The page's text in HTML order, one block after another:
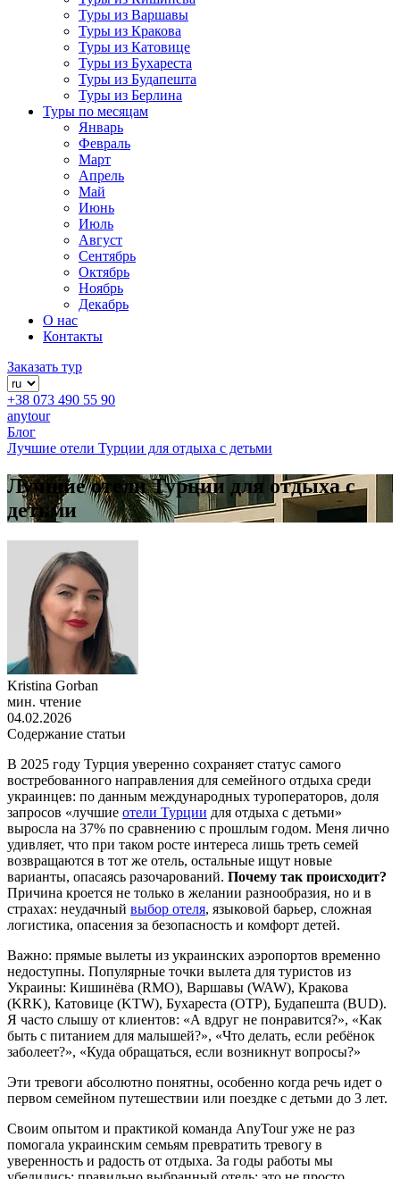
Туры из Варшавы
Туры из Кракова
Туры из Катовице
Туры из Бухареста
Туры из Будапешта
Туры из Берлина
Туры по месяцам
Январь
Февраль
Март
Апрель
Май
Июнь
Июль
Август
Сентябрь
Октябрь
Ноябрь
Декабрь
О нас
Контакты
Заказать тур
+38 073 490 55 90
anytour
Блог
Лучшие отели Турции для отдыха с детьми
Лучшие отели Турции для отдыха с
детьми
Kristina Gorban
мин. чтение
04.02.2026
Содержание статьи
В 2025 году Турция уверенно сохраняет статус самого
востребованного направления для семейного отдыха среди
украинцев: по данным международных туроператоров, доля
запросов «лучшие отели Турции для отдыха с детьми»
выросла на 37% по сравнению с прошлым годом. Меня лично
удивляет, что при таком росте интереса лишь треть семей
возвращаются в тот же отель, остальные ищут новые
варианты, опасаясь разочарований. Почему так происходит?
Причина кроется не только в желании разнообразия, но и в
страхах: неудачный выбор отеля, языковой барьер, сложная
логистика, опасения за безопасность и комфорт детей.
Важно: прямые вылеты из украинских аэропортов временно
недоступны. Популярные точки вылета для туристов из
Украины: Кишинёва (RMO), Варшавы (WAW), Кракова
(KRK), Катовице (KTW), Бухареста (OTP), Будапешта (BUD).
Я часто слышу от клиентов: «А вдруг не понравится?», «Как
быть с питанием для малышей?», «Что делать, если ребёнок
заболеет?», «Куда обращаться, если возникнут вопросы?»
Эти тревоги абсолютно понятны, особенно когда речь идет о
первом семейном путешествии или поездке с детьми до 3 лет.
Своим опытом и практикой команда AnyTour уже не раз
помогала украинским семьям превратить тревогу в
уверенность и радость от отдыха. За годы работы мы